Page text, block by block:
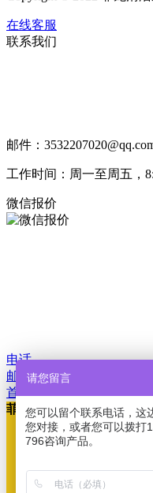
在线客服
联系我们
邮件：
工作时间：周一至周五，
微信报价
电话
邮箱
首页
菲龙工业清洁设备，专注
请您留言
您可以留个联系电话，这
您对接，或者您可以拨打
796咨询产品。